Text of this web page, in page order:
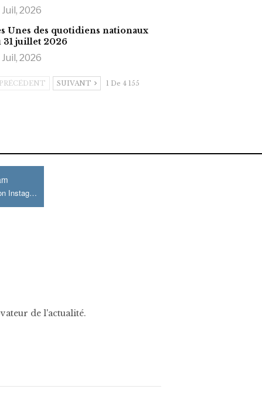
Juil, 2026
Unes des quotidiens nationaux
31 juillet 2026
Juil, 2026
PRÉCÉDENT SUIVANT 1 De 4 155
Join us on Instagram
de l'actualité.